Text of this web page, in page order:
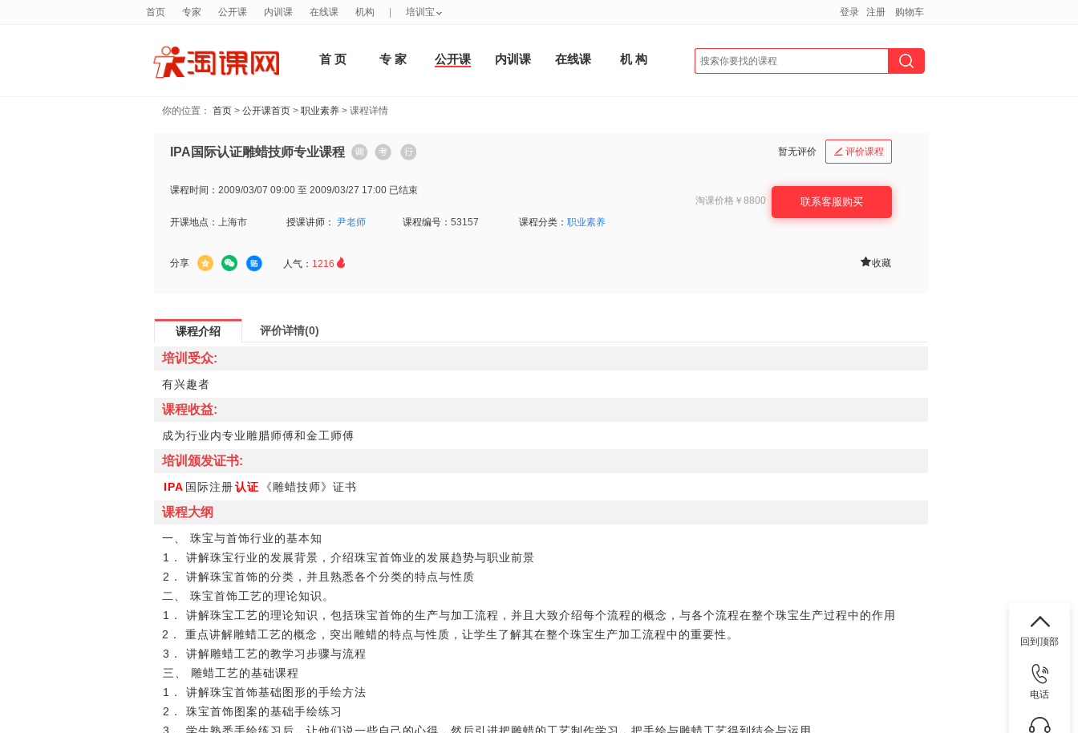
首 页 专 家 公开课 内训课 在线课 机 构
你的位置： 首页 > 公开课首页 > 职业素养 > 课程详情
IPA国际认证雕蜡技师专业课程 暂无评价  评价课程
课程时间： 2009/03/07 09:00 至 2009/03/27 17:00 已结束
开课地点： 上海市 授课讲师： 尹老师 课程编号： 53157 课程分类： 职业素养
淘课价格 ￥8800 联系客服购买
分享 人气： 1216  收藏
课程介绍 评价详情(0)
培训受众:
有兴趣者
课程收益:
成为行业内专业雕腊师傅和金工师傅
培训颁发证书:
IPA 国际注册认证 《雕蜡技师》证书
课程大纲
一、 珠宝与首饰行业的基本知
1． 讲解珠宝行业的发展背景，介绍珠宝首饰业的发展趋势与职业前景
2． 讲解珠宝首饰的分类，并且熟悉各个分类的特点与性质
二、 珠宝首饰工艺的理论知识。
1． 讲解珠宝工艺的理论知识，包括珠宝首饰的生产与加工流程，并且大致介绍每个流程的概念，与各个流程在整个珠宝生产过程中的作用
2． 重点讲解雕蜡工艺的概念，突出雕蜡的特点与性质，让学生了解其在整个珠宝生产加工流程中的重要性。
3． 讲解雕蜡工艺的教学习步骤与流程
三、 雕蜡工艺的基础课程
1． 讲解珠宝首饰基础图形的手绘方法
2． 珠宝首饰图案的基础手绘练习
首页 专家 公开课 内训课 在线课 机构 培训宝 登录 注册 购物车
回到顶部
电话